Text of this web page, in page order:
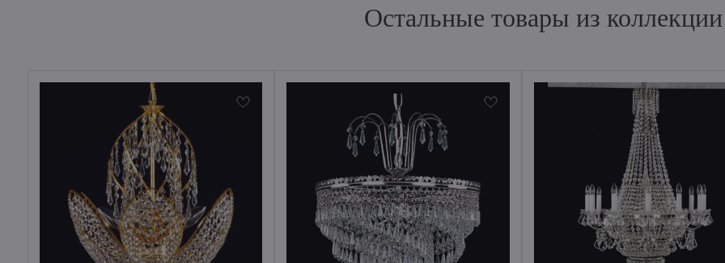
Остальные товары из коллекции